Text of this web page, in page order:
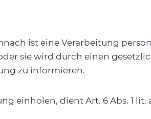
ist eine Verarbeitung
sie wird durch einen
zu informieren.
dient Art. 6 Abs. 1 lit.